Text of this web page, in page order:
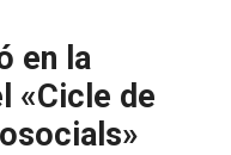
en la
«Cicle de